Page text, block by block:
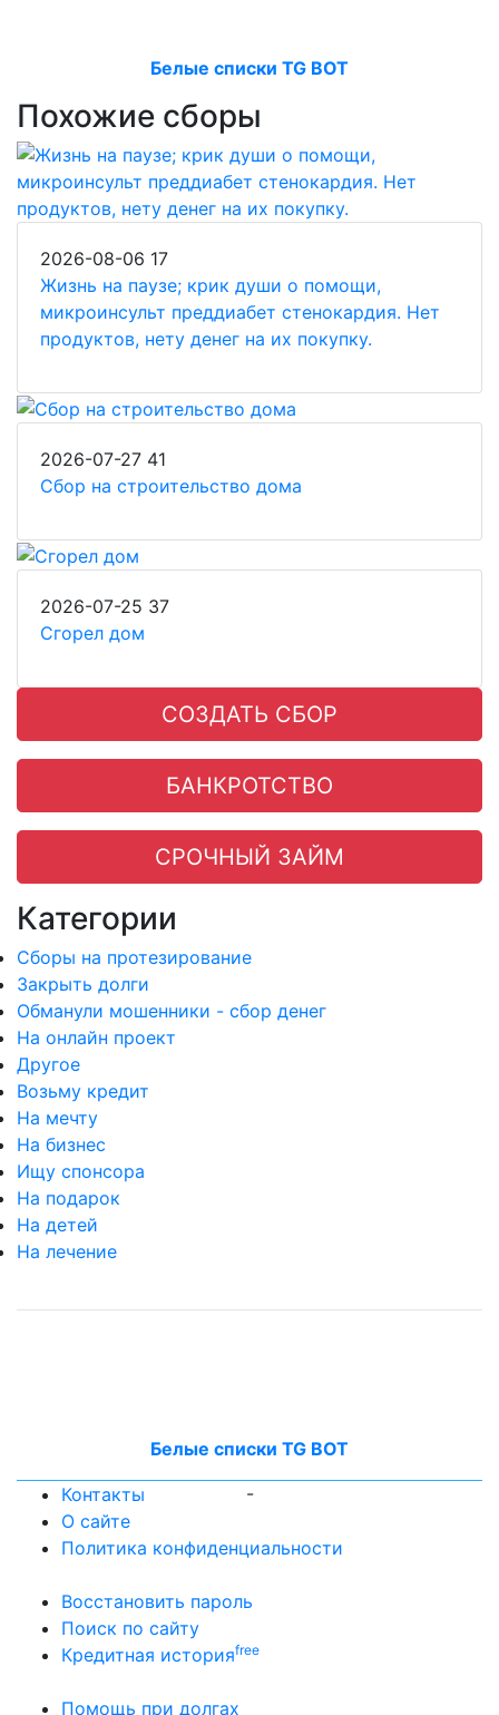
Белые списки TG BOT
Похожие сборы
2026-08-06 17
Жизнь на паузе; крик души о помощи,
микроинсульт преддиабет стенокардия. Нет
продуктов, нету денег на их покупку.
2026-07-27 41
Сбор на строительство дома
2026-07-25 37
Сгорел дом
СОЗДАТЬ СБОР
БАНКРОТСТВО
СРОЧНЫЙ ЗАЙМ
Категории
Сборы на протезирование
Закрыть долги
Обманули мошенники - сбор денег
На онлайн проект
Другое
Возьму кредит
На мечту
На бизнес
Ищу спонсора
На подарок
На детей
На лечение
Белые списки TG BOT
-
Контакты
О сайте
Политика конфиденциальности
Восстановить пароль
Поиск по сайту
Кредитная историяfree
Помощь при долгах